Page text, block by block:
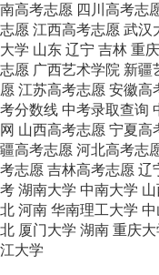
南高考志愿 四川高考志
志愿 江西高考志愿 武汉
大学 山东 辽宁 吉林 重庆
志愿 广西艺术学院 新疆
愿 江苏高考志愿 安徽高
考分数线 中考录取查询
网 山西高考志愿 宁夏高
疆高考志愿 河北高考志
考志愿 吉林高考志愿 辽
考 湖南大学 中南大学
北 河南 华南理工大学
北 厦门大学 湖南 重庆
江大学